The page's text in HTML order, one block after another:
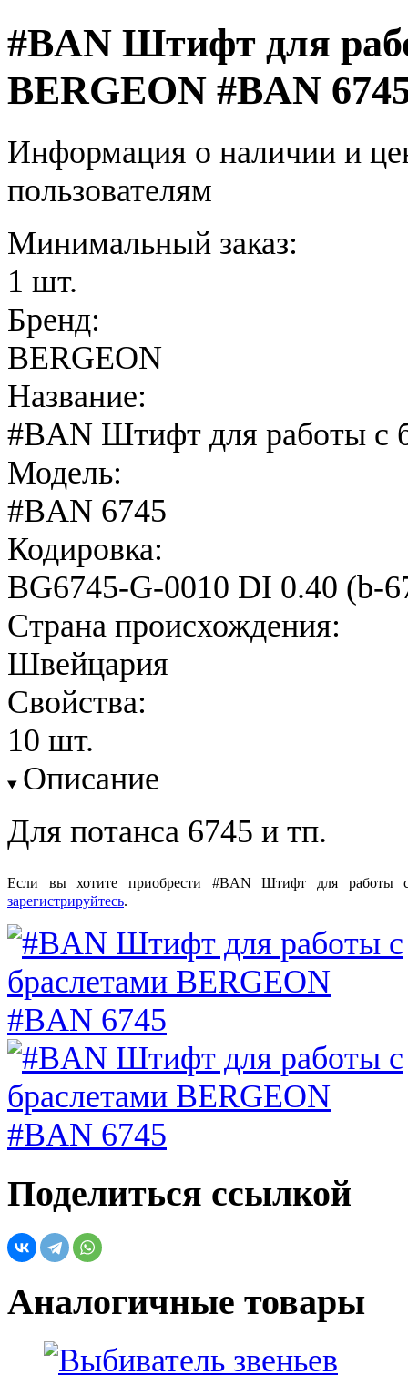
#BAN Штифт для
BERGEON #BAN
Информация о наличии и
пользователям
Минимальный заказ:
1 шт.
Бренд:
BERGEON
Название:
#BAN Штифт для работы с
Модель:
#BAN 6745
Кодировка:
BG6745-G-0010 DI 0.40 (b-
Страна происхождения:
Швейцария
Свойства:
10 шт.
Описание
Для потанса 6745 и тп.
Если вы хотите приобрести #BAN Штифт для работы
зарегистрируйтесь.
Поделиться ссылкой
Аналогичные товары